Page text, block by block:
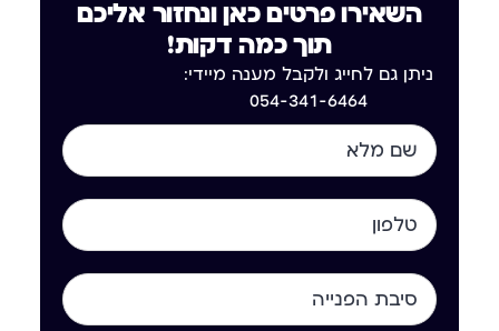
השאירו פרטים כאן ונחזור אליכם
תוך כמה דקות!
ניתן גם לחייג ולקבל מענה מיידי:
054-341-6464